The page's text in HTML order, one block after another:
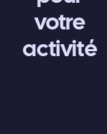
votre
activité